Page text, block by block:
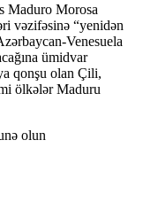
Maduro Morosa
vəzifəsinə “yenidən
Venesuela
ümidvar
qonşu olan Çili,
ölkələr Maduru
olun